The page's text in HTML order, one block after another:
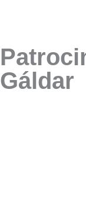
Gáldar